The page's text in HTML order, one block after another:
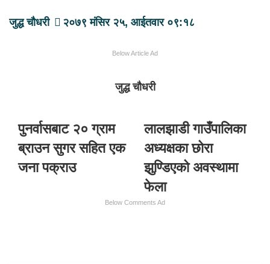
जुद्ध चौधरी २०७९ मंसिर २५, आईतवार ०९:१८
Below Article Ad
जुद्ध चौधरी
पुनर्वासबाट २० ग्राम
ब्राउन सुगर सहित एक
जना पक्राउ
लालझाडी गाउँपालिका
अध्यक्षका छोरा
झुण्डिएको अवस्थामा
फेला
Below Comments Ad